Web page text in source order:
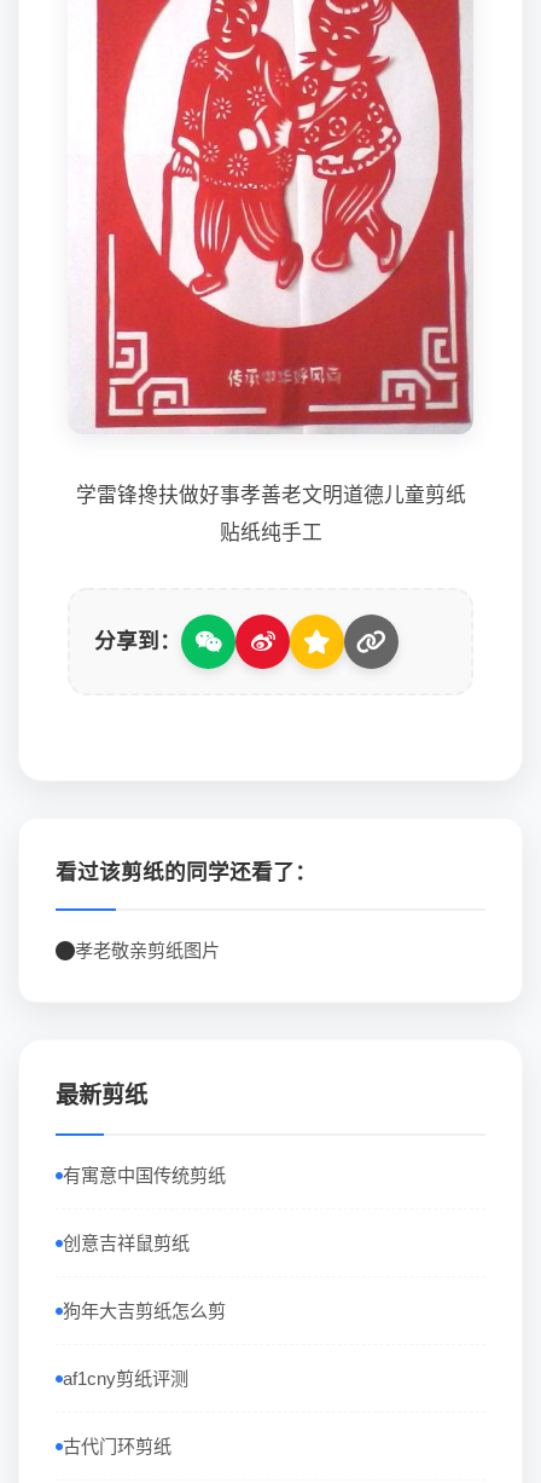
学雷锋搀扶做好事孝善老文明道德儿童剪纸
贴纸纯手工
分享到：
看过该剪纸的同学还看了：
孝老敬亲剪纸图片
最新剪纸
有寓意中国传统剪纸
创意吉祥鼠剪纸
狗年大吉剪纸怎么剪
af1cny剪纸评测
古代门环剪纸